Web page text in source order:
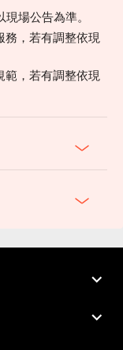
場公告為準。
，若有調整依現
，若有調整依現